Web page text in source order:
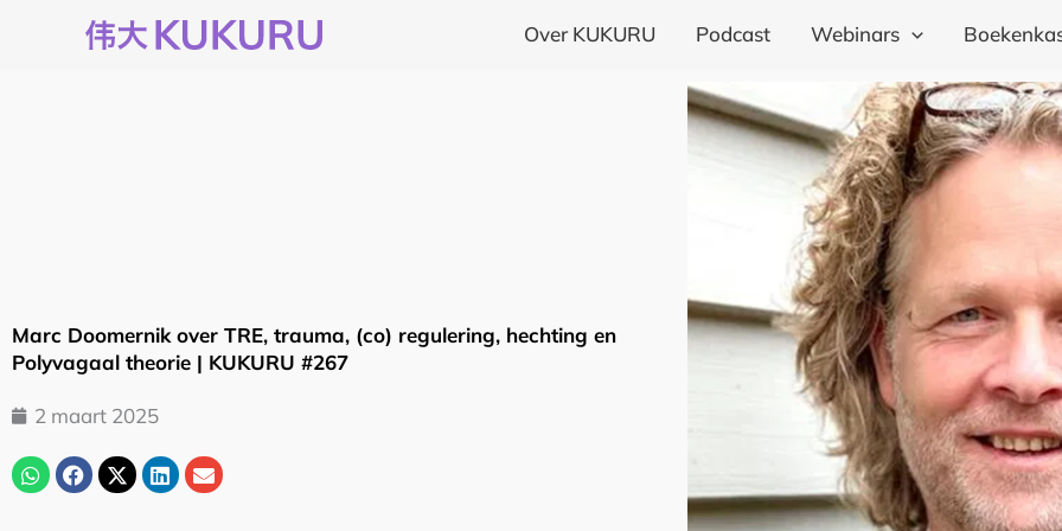
Over KUKURU Podcast Webinars
Marc Doomernik over TRE, trauma, (co) regulering, hechting en
Polyvagaal theorie | KUKURU #267
2 maart 2025